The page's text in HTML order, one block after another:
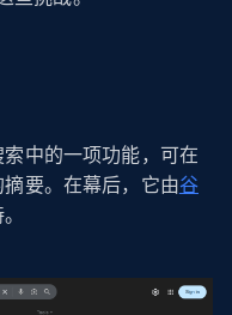
中的一项功能，可在
要。在幕后，它由谷